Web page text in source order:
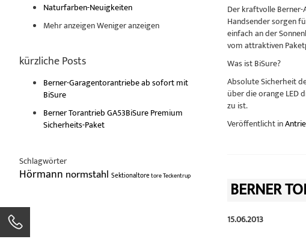
Der kraftvolle
Handsender sorgen
einfach an der
vom attraktiven
Was ist BiSure?
Absolute Sicherheit
über die orange LED
zu ist.
Veröffentlicht in
BERNER
15.06.2013
Naturfarben-Neuigkeiten
Mehr anzeigenWeniger anzeigen
kürzliche Posts
Berner-Garagentorantriebe ab sofort mit
BiSure
Berner Torantrieb GA53BiSure Premium
Sicherheits-Paket
Schlagwörter
Hörmann normstahl SektionaltoretoreTeckentrup